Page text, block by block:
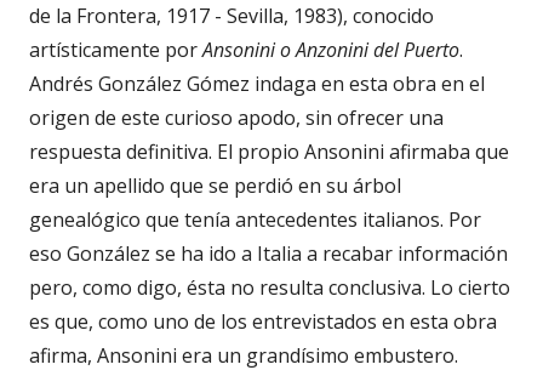
de la Frontera, 1917 - Sevilla, 1983), conocido
artísticamente porAnsonini o Anzonini del Puerto.
Andrés González Gómez indaga en esta obra en el
origen de este curioso apodo, sin ofrecer una
respuesta definitiva. El propio Ansonini afirmaba que
era un apellido que se perdió en su árbol
genealógico que tenía antecedentes italianos. Por
eso González se ha ido a Italia a recabar información
pero, como digo, ésta no resulta conclusiva. Lo cierto
es que, como uno de los entrevistados en esta obra
afirma, Ansonini era un grandísimo embustero.